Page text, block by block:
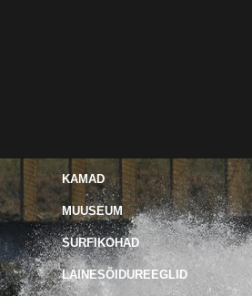
KAMAD
MUUSEUM
SURFIKOHAD
LAINESÕIDUREEGLID